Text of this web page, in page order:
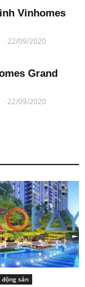
Vinhomes
-22/09/2020
Grand
-22/09/2020
sản